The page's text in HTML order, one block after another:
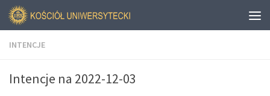
INTENCJE
Intencje na 2022-12-03